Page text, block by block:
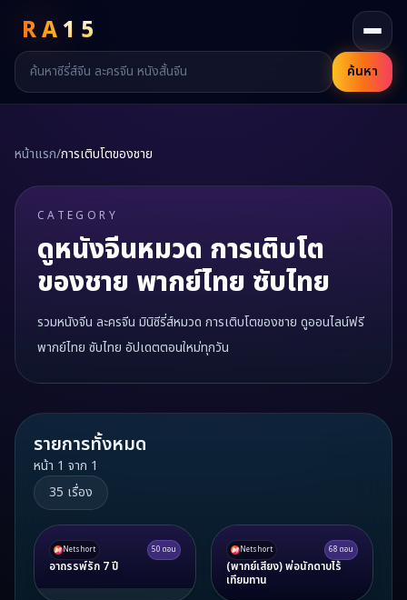
RA15
ค้นหา
หน้าแรก/การเติบโตของชาย
CATEGORY
ดูหนังจีนหมวด การเติบโต
ของชาย พากย์ไทย ซับไทย
รวมหนังจีน ละครจีน มินิซีรี่ส์หมวด การเติบโตของชาย ดูออนไลน์ฟรี
พากย์ไทย ซับไทย อัปเดตตอนใหม่ทุกวัน
รายการทั้งหมด
หน้า 1 จาก 1
35 เรื่อง
Netshort 50 ตอน
อาถรรพ์รัก 7 ปี
Netshort 68 ตอน
(พากย์เสียง) พ่อนักดาบไร้
เทียมทาน